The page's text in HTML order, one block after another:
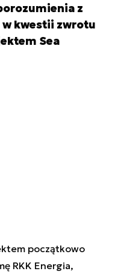
z
kwestii zwrotu
Sea
początkowo
RKK Energia,